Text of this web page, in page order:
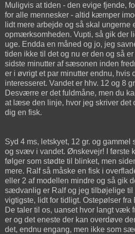
Muligvis at tiden - den evige fjende,
for alle mennesker - altid kæmper
lidt mere arbejde og så skal ungerne
opmærksomheden. Vupti, så gik der
uge. Endda en måned og jo, jeg
tiden ikke til det og nu er den og så
sidste minutter af sæsonen inden
er i øvrigt et par minutter endnu, hvis
interesseret. Vandet er hhv. 12 og 8
Desværre er det fuldmåne, men du
at læse den linje, hvor jeg skriver det
dig en fisk.
Syd 4 ms, letskyet, 12 gr. og gammel
og svæv i vandet. Ønskevejr! I første
følger som stødte til blinket, men
mere. Ralf så måske en fisk i
eller 2 af modellen mindre og så gik
sædvanlig er Ralf og jeg tilbøjelige til
vigtigste, lidt for tidligt. Ostepølser
De taler til os, uanset hvor langt væk
er og det eneste der kan overdøve
det, endnu engang, men ikke som